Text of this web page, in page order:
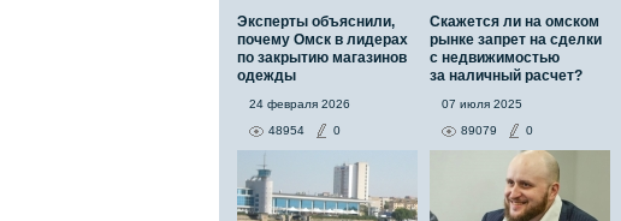
Эксперты объяснили,
почему Омск в лидерах
по закрытию магазинов
одежды
24 февраля 2026
48954
0
Скажется ли на омском
рынке запрет на сделки
с недвижимостью
за наличный расчет?
07 июля 2025
89079
0